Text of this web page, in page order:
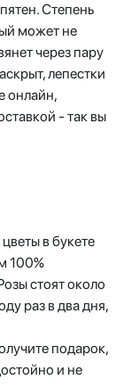
Степень
может не
через пару
лепестки
онлайн,
- так вы
в букете
100%
стоят около
раз в два дня,
подарок,
и не